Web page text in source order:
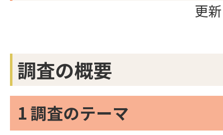
更
調査の概要
1 調査のテーマ